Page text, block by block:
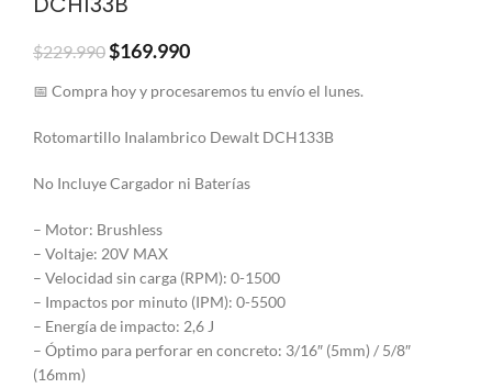
$229.990$169.990
📅 Compra hoy y procesaremos tu envío el lunes.
Rotomartillo Inalambrico Dewalt DCH133B
No Incluye Cargador ni Baterías
– Motor: Brushless
– Voltaje: 20V MAX
– Velocidad sin carga (RPM): 0-1500
– Impactos por minuto (IPM): 0-5500
– Energía de impacto: 2,6 J
– Óptimo para perforar en concreto: 3/16″ (5mm) / 5/8″
(16mm)